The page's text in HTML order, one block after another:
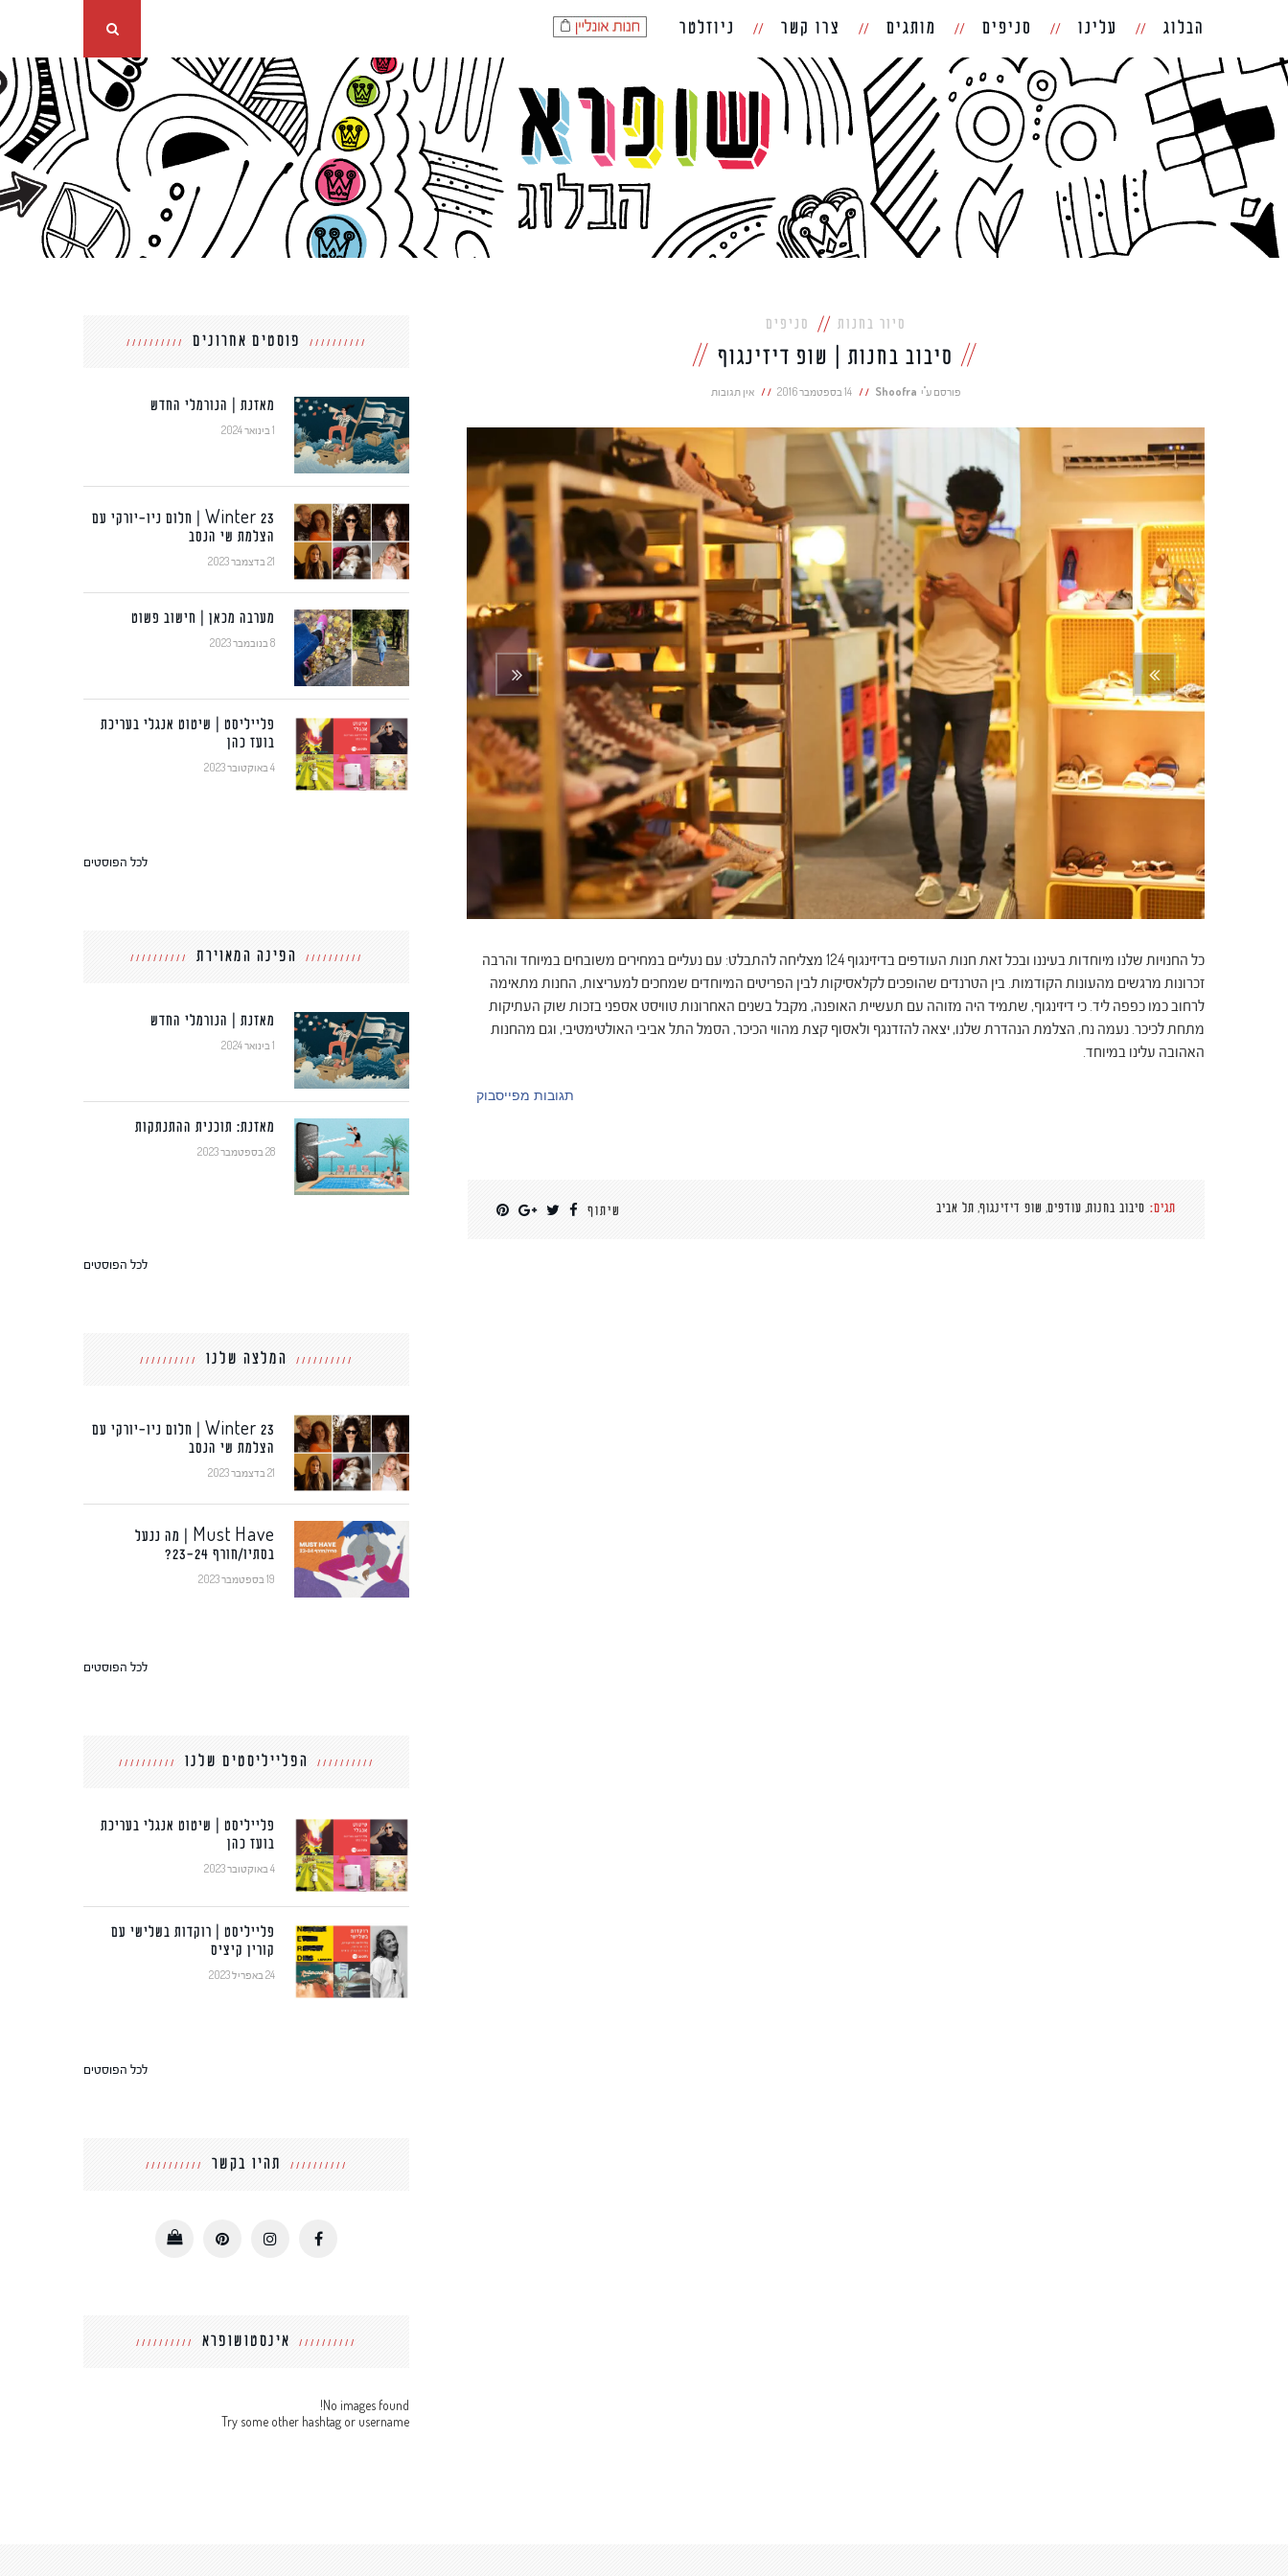
הבלוג עלינו סניפים מותגים צרו קשר ניוזלטר
סיור בחנות סניפים
סיבוב בחנות | שופ דיזינגוף
פורסם ע"י Shoofra 14 בספטמבר 2016 אין תגובות
כל החנויות שלנו מיוחדות בעיננו ובכל זאת חנות העודפים בדיזינגוף 124 מצליחה להתבלט: עם נעליים במחירים משובחים במיוחד והרבה
זכרונות מרגשים מהעונות הקודמות. בין הטרנדים שהופכים לקלאסיקות לבין הפריטים המיוחדים שמחכים למעריצות, החנות מתאימה
לרחוב כמו כפפה ליד. כי דיזינגוף, שתמיד היה מזוהה עם תעשיית האופנה, מקבל בשנים האחרונות טוויסט אספני בזכות שוק העתיקות
מתחת לכיכר. נעמה נח, הצלמת הנהדרת שלנו, יצאה להזדנגף ולאסוף קצת מהווי הכיכר, הסמל התל אביבי האולטימטיבי, וגם מהחנות
האהובה עלינו במיוחד.
תגובות מפייסבוק
תגים: סיבוב בחנות, עודפים, שופ דיזינגוף, תל אביב שיתוף
פוסטים אחרונים
מאזנת | הנורמלי החדש
1 בינואר 2024
Winter 23 | חלום ניו-יורקי עם
הצלמת שי הנסב
21 בדצמבר 2023
מערבה מכאן | חישוב פשוט
8 בנובמבר 2023
פלייליסט | שיטוט אנגלי בעריכת
בועז כהן
4 באוקטובר 2023
לכל הפוסטים
הפינה המאוירת
מאזנת | הנורמלי החדש
1 בינואר 2024
מאזנת: תוכנית ההתנתקות
28 בספטמבר 2023
לכל הפוסטים
המלצה שלנו
Winter 23 | חלום ניו-יורקי עם
הצלמת שי הנסב
21 בדצמבר 2023
Must Have | מה ננעל
בסתיו/חורף 23-24?
19 בספטמבר 2023
לכל הפוסטים
הפלייליסטים שלנו
פלייליסט | שיטוט אנגלי בעריכת
בועז כהן
4 באוקטובר 2023
פלייליסט | רוקדות בשלישי עם
קורין קיציס
24 באפריל 2023
לכל הפוסטים
תהיו בקשר
אינסטושופרא
No images found!
Try some other hashtag or username